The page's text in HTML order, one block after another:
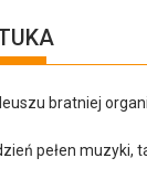
bratniej
pełen muzyki,